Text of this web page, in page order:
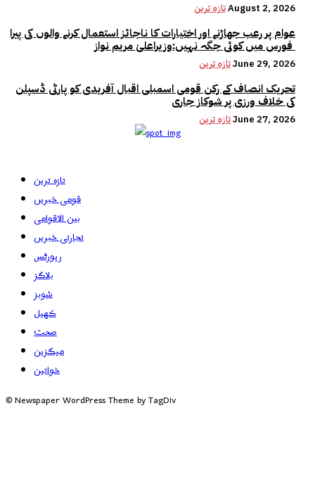
تازہ ترینAugust 2, 2026
عوام پر رعب جھاڑنے اور اختیارات کا ناجائز استعمال کرنے والوں کی پیرا
تازہ ترینJune 29, 2026
تحریک انصاف کے رکن قومی اسمبلی اقبال آفریدی کو پارٹی ڈسپلن
کی خلاف ورزی پر شوکاز جاری
تازہ ترینJune 27, 2026
تازہ ترین
قومی خبریں
بین الاقوامی
تجارتی خبریں
رپورٹس
بلاگز
شوبز
کھیل
صحت
میگزین
خواتین
© Newspaper WordPress Theme by TagDiv